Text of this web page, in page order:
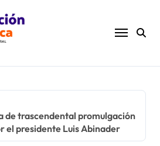
de trascendental promulgación
el presidente Luis Abinader